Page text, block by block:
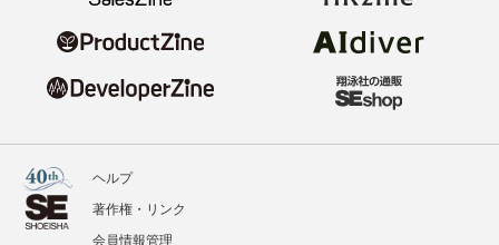
ヘルプ
著作権・リンク
会員情報管理